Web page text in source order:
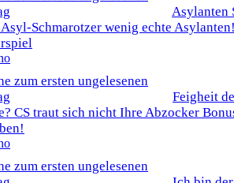
Asylanten
Schmarotzer wenig echte
- 0 von 5 durchschnittlich
Feigheit
CS traut sich nicht Ihre Abzocker
- 0 von 5 durchschnittlich